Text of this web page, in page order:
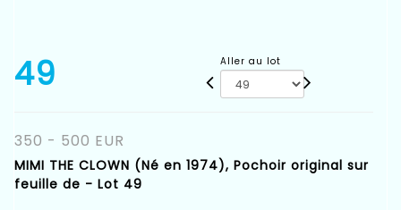
49 Aller au lot
350 - 500 EUR
MIMI THE CLOWN (Né en 1974), Pochoir original sur
feuille de - Lot 49